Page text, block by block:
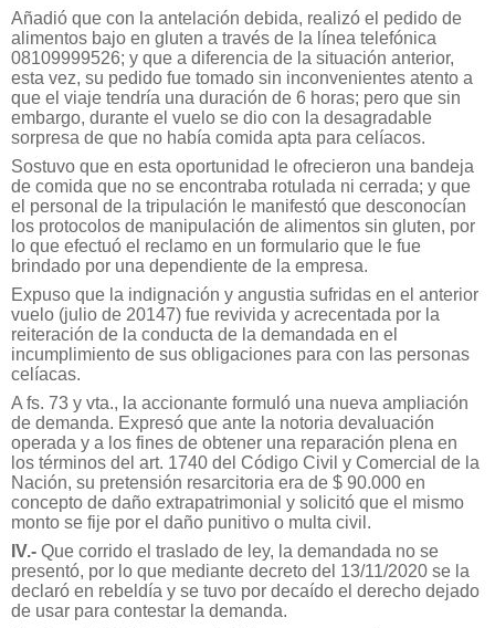
Añadió que con la antelación debida, realizó el pedido de
alimentos bajo en gluten a través de la línea telefónica
08109999526; y que a diferencia de la situación anterior,
esta vez, su pedido fue tomado sin inconvenientes atento a
que el viaje tendría una duración de 6 horas; pero que sin
embargo, durante el vuelo se dio con la desagradable
sorpresa de que no había comida apta para celíacos.
Sostuvo que en esta oportunidad le ofrecieron una bandeja
de comida que no se encontraba rotulada ni cerrada; y que
el personal de la tripulación le manifestó que desconocían
los protocolos de manipulación de alimentos sin gluten, por
lo que efectuó el reclamo en un formulario que le fue
brindado por una dependiente de la empresa.
Expuso que la indignación y angustia sufridas en el anterior
vuelo (julio de 20147) fue revivida y acrecentada por la
reiteración de la conducta de la demandada en el
incumplimiento de sus obligaciones para con las personas
celíacas.
A fs. 73 y vta., la accionante formuló una nueva ampliación
de demanda. Expresó que ante la notoria devaluación
operada y a los fines de obtener una reparación plena en
los términos del art. 1740 del Código Civil y Comercial de la
Nación, su pretensión resarcitoria era de $ 90.000 en
concepto de daño extrapatrimonial y solicitó que el mismo
monto se fije por el daño punitivo o multa civil.
IV.- Que corrido el traslado de ley, la demandada no se
presentó, por lo que mediante decreto del 13/11/2020 se la
declaró en rebeldía y se tuvo por decaído el derecho dejado
de usar para contestar la demanda.